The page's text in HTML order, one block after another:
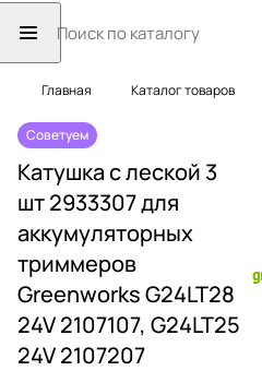
Главная Каталог товаров
Советуем
Катушка с леской 3
шт 2933307 для
аккумуляторных
триммеров
Greenworks G24LT28
24V 2107107, G24LT25
24V 2107207